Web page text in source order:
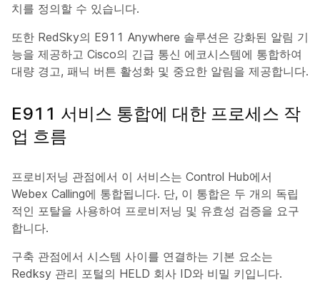
치를 정의할 수 있습니다.
또한 RedSky의 E911 Anywhere 솔루션은 강화된 알림 기
능을 제공하고 Cisco의 긴급 통신 에코시스템에 통합하여
대량 경고, 패닉 버튼 활성화 및 중요한 알림을 제공합니다.
E911 서비스 통합에 대한 프로세스 작
업 흐름
프로비저닝 관점에서 이 서비스는 Control Hub에서
Webex Calling에 통합됩니다. 단, 이 통합은 두 개의 독립
적인 포탈을 사용하여 프로비저닝 및 유효성 검증을 요구
합니다.
구축 관점에서 시스템 사이를 연결하는 기본 요소는
Redksy 관리 포털의 HELD 회사 ID와 비밀 키입니다.